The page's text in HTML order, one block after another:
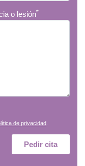
o lesión*
de privacidad